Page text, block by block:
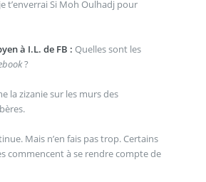
t’enverrai Si Moh Oulhadj pour
à I.L. de FB : Quelles sont les
?
la zizanie sur les murs des
Mais n’en fais pas trop. Certains
à se rendre compte de